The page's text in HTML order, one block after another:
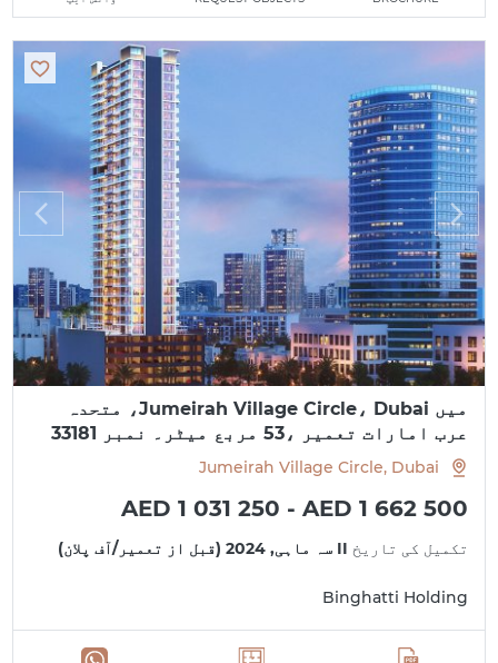
میں Jumeirah Village Circle، Dubai، متحدہ
عرب امارات تعمیر ،53 مربع میٹر۔ نمبر 33181
Jumeirah Village Circle, Dubai
AED 1 031 250 - AED 1 662 500
تکمیل کی تاریخ II سہ ماہی, 2024 (قبل از تعمیر/آف پلان)
Binghatti Holding